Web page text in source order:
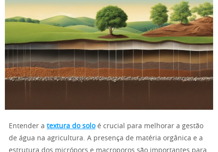
Entender a textura do soloé crucial para melhorar a gestão
de água na agricultura. A presença de matéria orgânica e a
estrutura dos micrópors e macroporos são importantes para